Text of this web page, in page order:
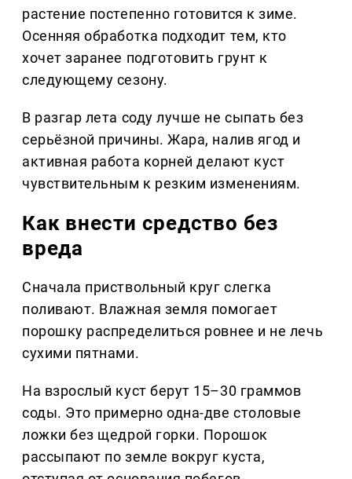
растение постепенно готовится к зиме.
Осенняя обработка подходит тем, кто
хочет заранее подготовить грунт к
следующему сезону.
В разгар лета соду лучше не сыпать без
серьёзной причины. Жара, налив ягод и
активная работа корней делают куст
чувствительным к резким изменениям.
Как внести средство без
вреда
Сначала приствольный круг слегка
поливают. Влажная земля помогает
порошку распределиться ровнее и не лечь
сухими пятнами.
На взрослый куст берут 15–30 граммов
соды. Это примерно одна-две столовые
ложки без щедрой горки. Порошок
рассыпают по земле вокруг куста,